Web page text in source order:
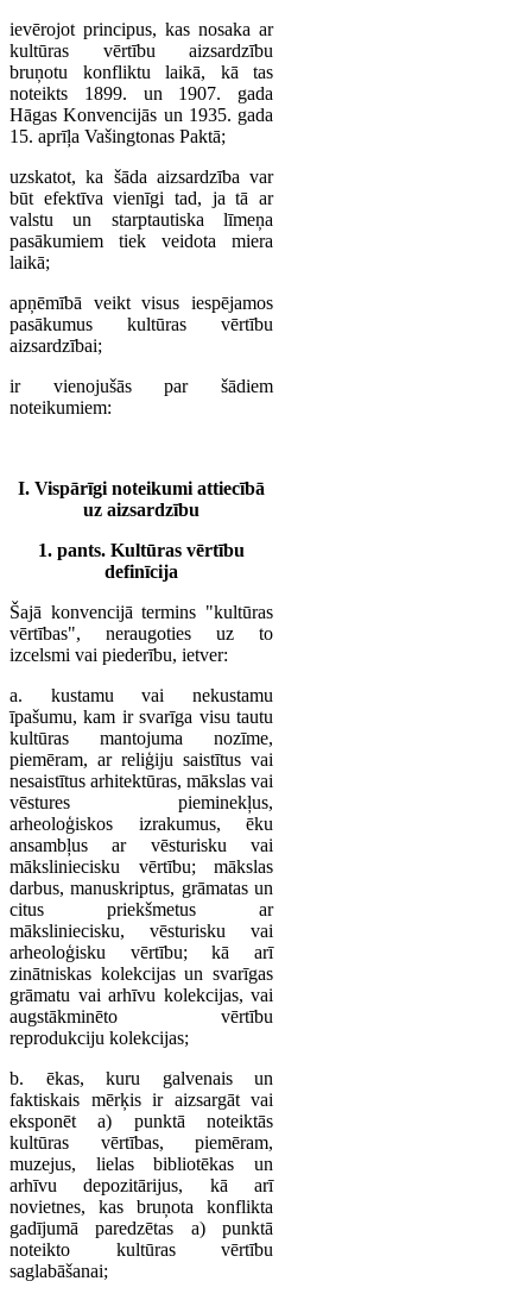
ievērojot principus, kas nosaka ar
kultūras vērtību aizsardzību
bruņotu konfliktu laikā, kā tas
noteikts 1899. un 1907. gada
Hāgas Konvencijās un 1935. gada
15. aprīļa Vašingtonas Paktā;
uzskatot, ka šāda aizsardzība var
būt efektīva vienīgi tad, ja tā ar
valstu un starptautiska līmeņa
pasākumiem tiek veidota miera
laikā;
apņēmībā veikt visus iespējamos
pasākumus kultūras vērtību
aizsardzībai;
ir vienojušās par šādiem
noteikumiem:
I. Vispārīgi noteikumi attiecībā
uz aizsardzību
1. pants. Kultūras vērtību
definīcija
Šajā konvencijā termins "kultūras
vērtības", neraugoties uz to
izcelsmi vai piederību, ietver:
a. kustamu vai nekustamu
īpašumu, kam ir svarīga visu tautu
kultūras mantojuma nozīme,
piemēram, ar reliģiju saistītus vai
nesaistītus arhitektūras, mākslas vai
vēstures pieminekļus,
arheoloģiskos izrakumus, ēku
ansambļus ar vēsturisku vai
māksliniecisku vērtību; mākslas
darbus, manuskriptus, grāmatas un
citus priekšmetus ar
māksliniecisku, vēsturisku vai
arheoloģisku vērtību; kā arī
zinātniskas kolekcijas un svarīgas
grāmatu vai arhīvu kolekcijas, vai
augstākminēto vērtību
reprodukciju kolekcijas;
b. ēkas, kuru galvenais un
faktiskais mērķis ir aizsargāt vai
eksponēt a) punktā noteiktās
kultūras vērtības, piemēram,
muzejus, lielas bibliotēkas un
arhīvu depozitārijus, kā arī
novietnes, kas bruņota konflikta
gadījumā paredzētas a) punktā
noteikto kultūras vērtību
saglabāšanai;